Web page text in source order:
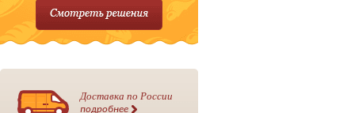
Доставка по России
подробнее